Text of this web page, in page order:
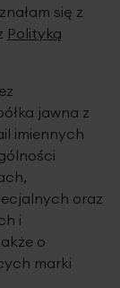
się z
Polityką
jawna z
imiennych
oraz
i
o
marki